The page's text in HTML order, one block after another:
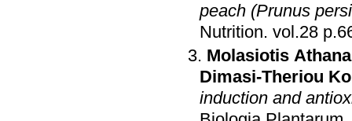
peach (Prunus
Nutrition.
Molasiotis
Dimasi-Theriou
induction and